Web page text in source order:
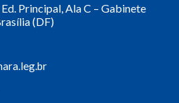
Ed. Principal, Ala C – Gabinete
(DF)